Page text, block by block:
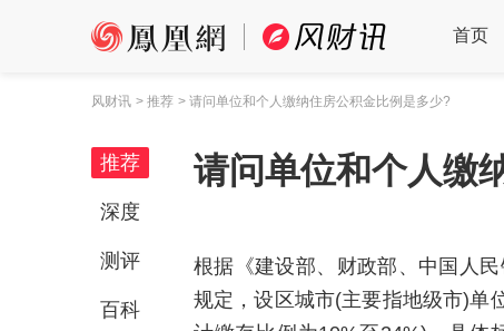
首页
风财讯 > 推荐 > 请问单位和个人缴纳住房公积金比例是多少?
推荐
深度
测评
百科
请问单位和个人缴
根据《建设部、财政部、中国人
规定，设区城市(主要指地级市)单